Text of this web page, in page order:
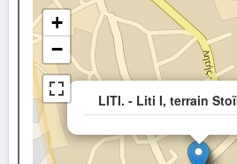
LITI. - Liti I, terrain
+
−